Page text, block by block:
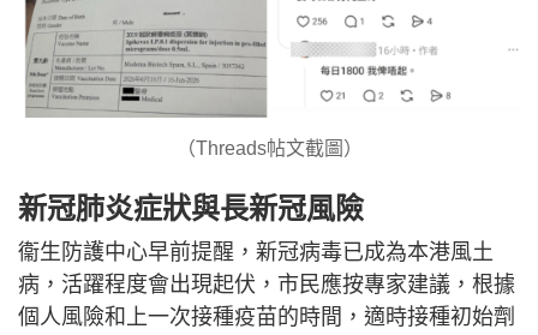
（Threads帖文截圖）
新冠肺炎症狀與長新冠風險
衞生防護中心早前提醒，新冠病毒已成為本港風土
病，活躍程度會出現起伏，市民應按專家建議，根據
個人風險和上一次接種疫苗的時間，適時接種初始劑